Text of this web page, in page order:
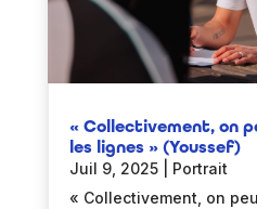
« Collectivement, on
les lignes » (Youssef)
Juil 9, 2025|
Portrait
« Collectivement, on